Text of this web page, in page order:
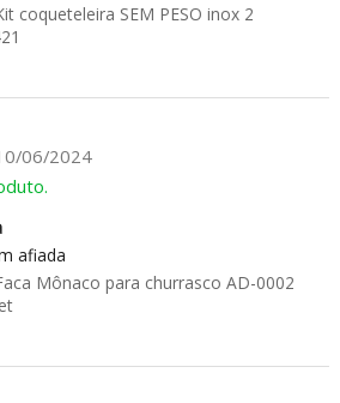
coqueteleira SEM PESO inox 2
06/2024
afiada
Mônaco para churrasco AD-0002